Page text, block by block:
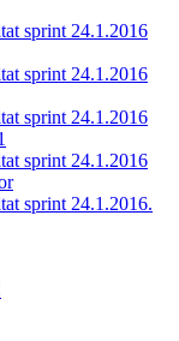
sprint 24.1.2016
sprint 24.1.2016
sprint 24.1.2016
sprint 24.1.2016
sprint 24.1.2016.